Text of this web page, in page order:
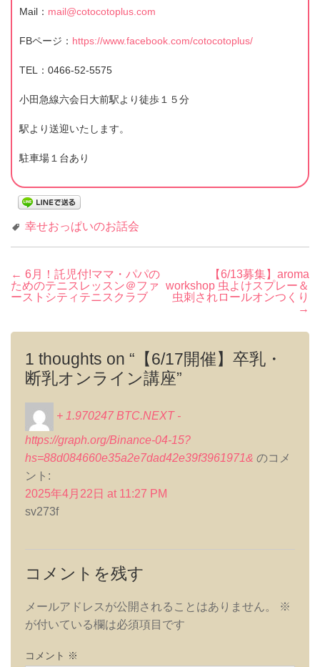
Mail： mail@cotocotoplus.com
FBページ： https://www.facebook.com/cotocotoplus/
TEL：0466-52-5575
小田急線六会日大前駅より徒歩１５分
駅より送迎いたします。
駐車場１台あり
幸せおっぱいのお話会
投
稿
ビ
ゲ
ー
ン
← 6月！託児付!ママ・パパの
ためのテニスレッスン＠ファ
ーストシティテニスクラブ
【6/13募集】aroma
workshop 虫よけスプレー＆
虫刺されロールオンつくり
→
1 thoughts on “ 【6/17開催】卒乳・
断乳オンライン講座”
+ 1.970247 BTC.NEXT -
https://graph.org/Binance-04-15?
hs=88d084660e35a2e7dad42e39f3961971& のコメ
ント:
2025年4月22日 at 11:27 PM
sv273f
コメントを残す
メールアドレスが公開されることはありません。
※
が付いている欄は必須項目です
コメント ※